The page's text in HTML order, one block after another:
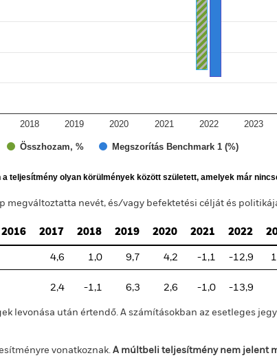
Összhozam, % Megszorítás Benchmark 1 (%)
2018 2019 2020 2021 2022 2023
a teljesítmény olyan körülmények között született, amelyek már
megváltoztatta nevét, és/vagy befektetési célját és
2016 2017 2018 2019 2020 2021 2022
4,6 1,0 9,7 4,2 -1,1 -12,9
2,4 -1,1 6,3 2,6 -1,0 -13,9
levonása után értendő. A számításokban az esetleges
vonatkoznak. A múltbeli teljesítmény nem jelent